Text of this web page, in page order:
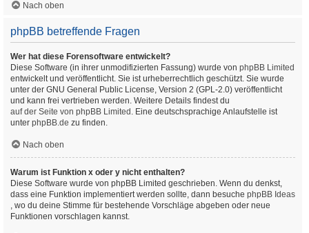
Nach oben
phpBB betreffende Fragen
Wer hat diese Forensoftware entwickelt?
Diese Software (in ihrer unmodifizierten Fassung) wurde von phpBB Limited
entwickelt und veröffentlicht. Sie ist urheberrechtlich geschützt. Sie wurde
unter der GNU General Public License, Version 2 (GPL-2.0) veröffentlicht
und kann frei vertrieben werden. Weitere Details findest du
auf der Seite von phpBB Limited . Eine deutschsprachige Anlaufstelle ist
unter phpBB.de zu finden.
Nach oben
Warum ist Funktion x oder y nicht enthalten?
Diese Software wurde von phpBB Limited geschrieben. Wenn du denkst,
dass eine Funktion implementiert werden sollte, dann besuche phpBB Ideas
, wo du deine Stimme für bestehende Vorschläge abgeben oder neue
Funktionen vorschlagen kannst.